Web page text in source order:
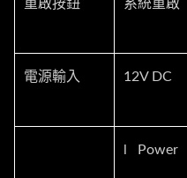
重啟按鈕 系統重啟
電源輸入 12V DC
l Power